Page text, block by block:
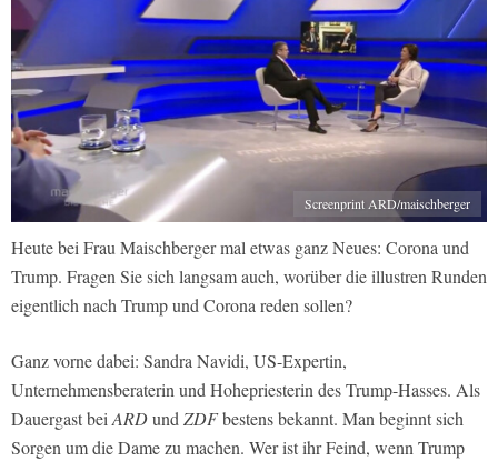
Screenprint ARD/maischberger
Heute bei Frau Maischberger mal etwas ganz Neues: Corona und
Trump. Fragen Sie sich langsam auch, worüber die illustren Runden
eigentlich nach Trump und Corona reden sollen?
Ganz vorne dabei: Sandra Navidi, US-Expertin,
Unternehmensberaterin und Hohepriesterin des Trump-Hasses. Als
Dauergast bei ARDund ZDFbestens bekannt. Man beginnt sich
Sorgen um die Dame zu machen. Wer ist ihr Feind, wenn Trump